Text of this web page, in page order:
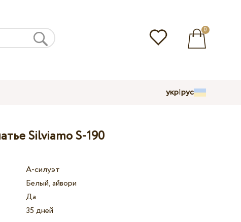
0
укр|рус
Silviamo S-190
А-силуэт
Белый, айвори
Да
35 дней